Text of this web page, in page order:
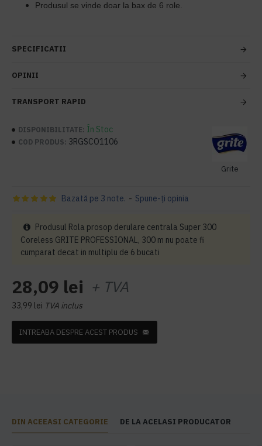
Produsul se vinde doar la bax de 6 role.
SPECIFICATII
OPINII
TRANSPORT RAPID
DISPONIBILITATE: În Stoc
COD PRODUS: 3RGSCO1106
Grite
Bazată pe 3 note. - Spune-ţi opinia
28,09 lei + TVA
33,99 lei TVA inclus
Produsul Rola prosop derulare centrala Super 300
Coreless GRITE PROFESSIONAL, 300 m nu poate fi
cumparat decat in multiplu de 6 bucati
INTREABA DESPRE ACEST PRODUS
DIN ACEEASI CATEGORIE DE LA ACELASI PRODUCATOR